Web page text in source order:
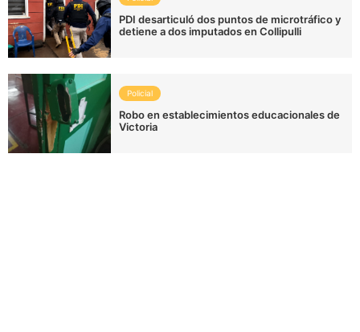
PDI desarticuló dos puntos de microtráfico y
detiene a dos imputados en Collipulli
Policial
Robo en establecimientos educacionales de
Victoria